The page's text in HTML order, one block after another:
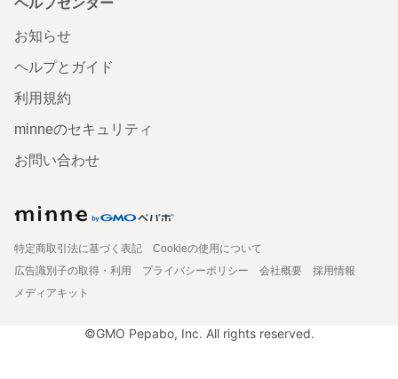
お知らせ
ヘルプとガイド
利用規約
minneのセキュリティ
お問い合わせ
特定商取引法に基づく表記
Cookieの使用について
広告識別子の取得・利用
プライバシーポリシー 会社概要
採用情報
メディアキット
©GMO Pepabo, Inc. All rights reserved.